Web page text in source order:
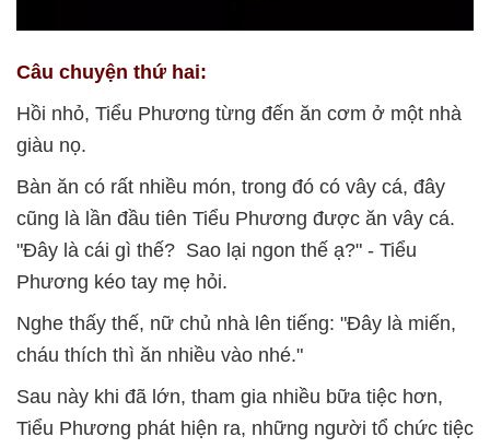
Câu chuyện thứ hai:
Hồi nhỏ, Tiểu Phương từng đến ăn cơm ở một nhà
giàu nọ.
Bàn ăn có rất nhiều món, trong đó có vây cá, đây
cũng là lần đầu tiên Tiểu Phương được ăn vây cá.
"Đây là cái gì thế? Sao lại ngon thế ạ?" - Tiểu
Phương kéo tay mẹ hỏi.
Nghe thấy thế, nữ chủ nhà lên tiếng: "Đây là miến,
cháu thích thì ăn nhiều vào nhé."
Sau này khi đã lớn, tham gia nhiều bữa tiệc hơn,
Tiểu Phương phát hiện ra, những người tổ chức tiệc